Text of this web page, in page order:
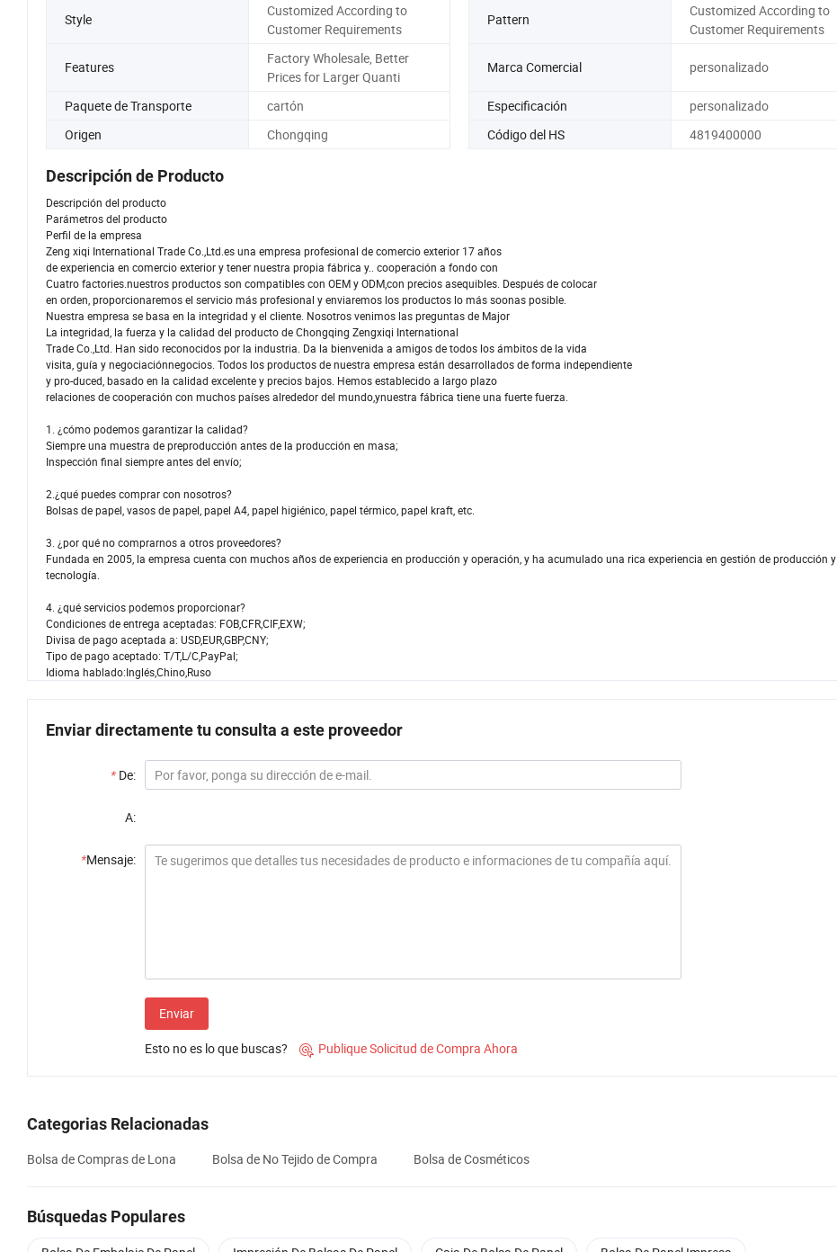
Style
Customized According to
Customer Requirements
Pattern
Customized According to
Customer Requirements
Features
Factory Wholesale, Better
Prices for Larger Quanti
Marca Comercial personalizado
Paquete de Transporte cartón Especificación
personalizado
Origen
Chongqing Código del HS 4819400000
Descripción de Producto
Descripción del producto
Parámetros del producto
Perfil de la empresa
Zeng xiqi International Trade Co.,Ltd.es una empresa profesional de comercio exterior 17 años
de experiencia en comercio exterior y tener nuestra propia fábrica y.. cooperación a fondo con
Cuatro factories.nuestros productos son compatibles con OEM y ODM,con precios asequibles. Después de colocar
en orden, proporcionaremos el servicio más profesional y enviaremos los productos lo más soonas posible.
Nuestra empresa se basa en la integridad y el cliente. Nosotros venimos las preguntas de Major
La integridad, la fuerza y la calidad del producto de Chongqing Zengxiqi International
Trade Co.,Ltd. Han sido reconocidos por la industria. Da la bienvenida a amigos de todos los ámbitos de la vida
visita, guía y negociaciónnegocios. Todos los productos de nuestra empresa están desarrollados de forma independiente
y pro-duced, basado en la calidad excelente y precios bajos. Hemos establecido a largo plazo
relaciones de cooperación con muchos países alrededor del mundo,ynuestra fábrica tiene una fuerte fuerza.
1. ¿cómo podemos garantizar la calidad?
Siempre una muestra de preproducción antes de la producción en masa;
Inspección final siempre antes del envío;
2.¿qué puedes comprar con nosotros?
Bolsas de papel, vasos de papel, papel A4, papel higiénico, papel térmico, papel kraft, etc.
3. ¿por qué no comprarnos a otros proveedores?
Fundada en 2005, la empresa cuenta con muchos años de experiencia en producción y operación, y ha acumulado una rica experiencia en gestión de producción y
tecnología.
4. ¿qué servicios podemos proporcionar?
Condiciones de entrega aceptadas: FOB,CFR,CIF,EXW;
Divisa de pago aceptada a: USD,EUR,GBP,CNY;
Tipo de pago aceptado: T/T,L/C,PayPal;
Idioma hablado:Inglés,Chino,Ruso
Enviar directamente tu consulta a este proveedor
* De:
A:
*Mensaje:
Enviar
Esto no es lo que buscas?  Publique Solicitud de Compra Ahora
Categorias Relacionadas
Bolsa de Compras de Lona Bolsa de No Tejido de Compra Bolsa de Cosméticos
Búsquedas Populares